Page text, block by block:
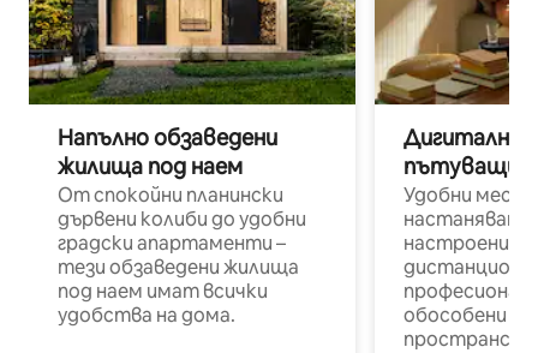
Напълно обзаведени
жилища под наем
От спокойни планински
дървени колиби до удобни
градски апартаменти –
тези обзаведени жилища
под наем имат всички
удобства на дома.
Дигитални
пътуващи
Удобни
настаняване
настроени и
обособени